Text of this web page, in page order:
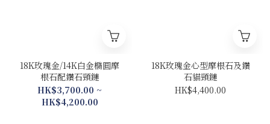
18K玫瑰金/14K白金橢圓摩
根石配鑽石頸鏈
HK$3,700.00 ~
HK$4,200.00
18K玫瑰金心型摩根石及鑽
石貓頸鏈
HK$4,400.00